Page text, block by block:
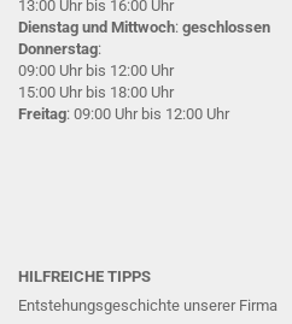
13:00 Uhr bis 16:00 Uhr
Dienstag und Mittwoch: geschlossen
Donnerstag:
09:00 Uhr bis 12:00 Uhr
15:00 Uhr bis 18:00 Uhr
Freitag: 09:00 Uhr bis 12:00 Uhr
HILFREICHE TIPPS
Entstehungsgeschichte unserer Firma